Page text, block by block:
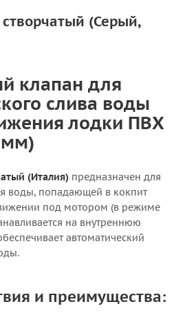
(Серый,
клапан для
слива воды
лодки ПВХ
мм)
(Италия) предназначен для
воды, попадающей в кокпит
под мотором (в режиме
на внутреннюю
автоматический
и преимущества: